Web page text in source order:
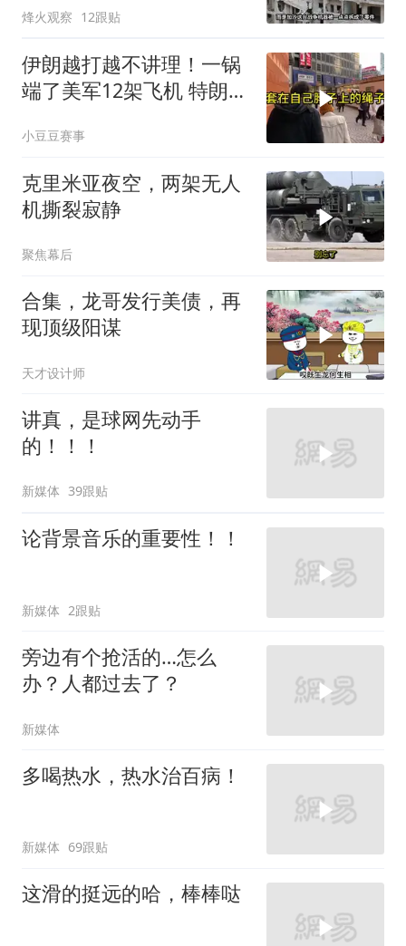
烽火观察 12跟贴
伊朗越打越不讲理！一锅
端了美军12架飞机 特朗普
小豆豆赛事
克里米亚夜空，两架无人
机撕裂寂静
聚焦幕后
合集，龙哥发行美债，再
现顶级阳谋
天才设计师
讲真，是球网先动手
的！！！
新媒体 39跟贴
论背景音乐的重要性！！
新媒体 2跟贴
旁边有个抢活的…怎么
办？人都过去了？
新媒体
多喝热水，热水治百病！
新媒体 69跟贴
这滑的挺远的哈，棒棒哒